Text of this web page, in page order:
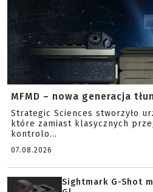
MFMD – nowa generacja
Strategic Sciences stworzyło
które zamiast klasycznych
kontrolo...
07.08.2026
Sightmark G-Shot